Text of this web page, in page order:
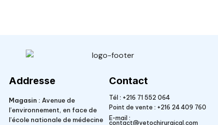
Addresse
Magasin : Avenue de
l’environnement, en face de
l’école nationale de médecine
Contact
Tél : +216 71 552 064
Point de vente : +216 24 409 760
E-mail :
contact@vetochirurgical.com